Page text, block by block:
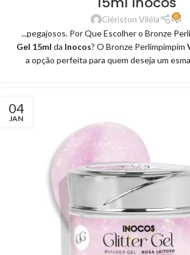
Clériston Viléla 0
...pegajosos. Por Que Escolher o Bronze
Gel 15ml da Inocos? O Bronze Perlimpimpim
a opção perfeita para quem deseja um
04
JAN